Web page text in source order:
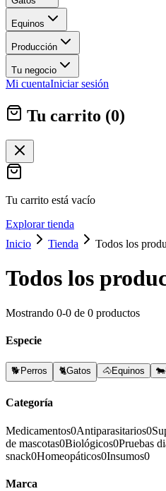
Equinos
Producción
Tu negocio
Mi cuentaIniciar sesión
Tu carrito (0)
Tu carrito está vacío
Explorar tienda
Inicio
Tienda Todos los
Todos los
Mostrando 0-0 de 0 productos
Especie
🐕 Perros 🐈Gatos 🐴Equinos 🐄
Categoría
Medicamentos0Antiparasitarios0
de mascotas0Biológicos0Pruebas
snack0Homeopáticos0Insumos0
Marca